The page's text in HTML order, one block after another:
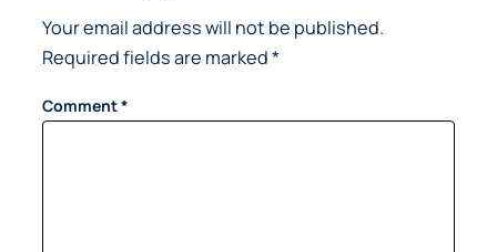
Your email address will not be published.
Required fields are marked*
Comment*